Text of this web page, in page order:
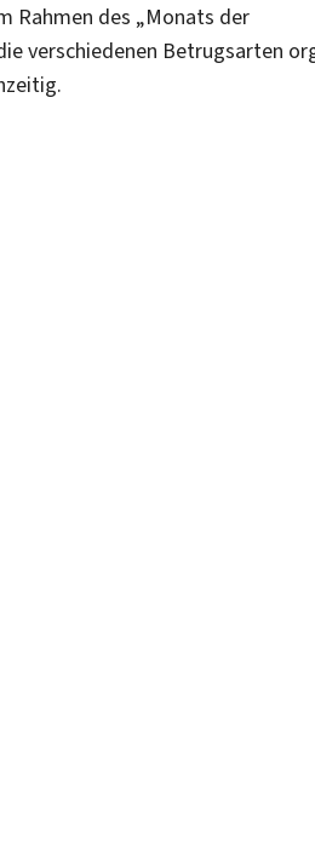
Rahmen des „Monats der
verschiedenen Betrugsarten